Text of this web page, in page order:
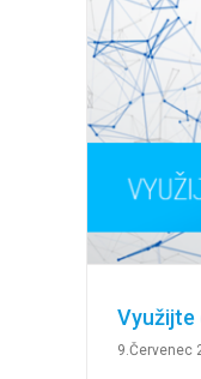
Využijte
9.Červenec